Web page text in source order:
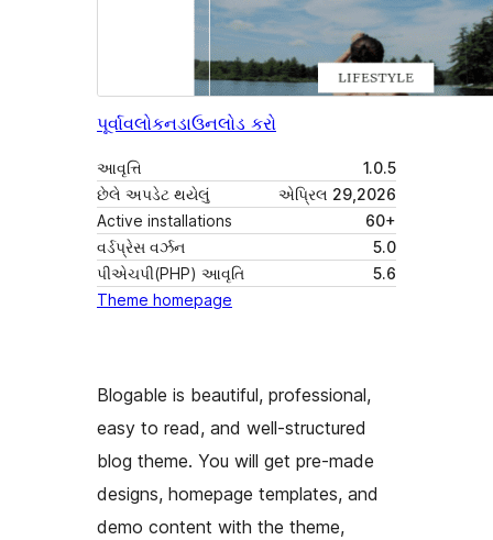
પૂર્વાવલોકનડાઉનલોડ કરો
આવૃત્તિ
1.0.5
છેલે અપડેટ થયેલું
એપ્રિલ 29,2026
Active installations
60+
વર્ડપ્રેસ વર્ઝન
5.0
પીએચપી(PHP) આવૃતિ
5.6
Theme homepage
Blogable is beautiful, professional,
easy to read, and well-structured
blog theme. You will get pre-made
designs, homepage templates, and
demo content with the theme,